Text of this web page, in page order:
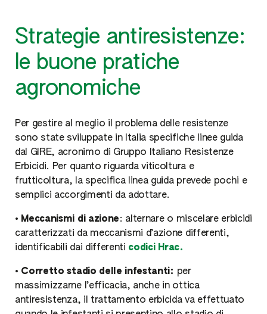
Strategie antiresistenze:
le buone pratiche
agronomiche
Per gestire al meglio il problema delle resistenze
sono state sviluppate in Italia specifiche linee guida
dal GIRE, acronimo di Gruppo Italiano Resistenze
Erbicidi. Per quanto riguarda viticoltura e
frutticoltura, la specifica linea guida prevede pochi e
semplici accorgimenti da adottare.
• Meccanismi di azione: alternare o miscelare erbicidi
caratterizzati da meccanismi d’azione differenti,
identificabili dai differenti codici Hrac.
• Corretto stadio delle infestanti: per
massimizzarne l’efficacia, anche in ottica
antiresistenza, il trattamento erbicida va effettuato